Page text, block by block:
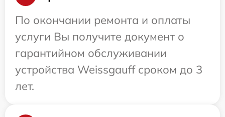
По окончании ремонта и оплаты
услуги Вы получите документ о
гарантийном обслуживании
устройства Weissgauff сроком до 3
лет.